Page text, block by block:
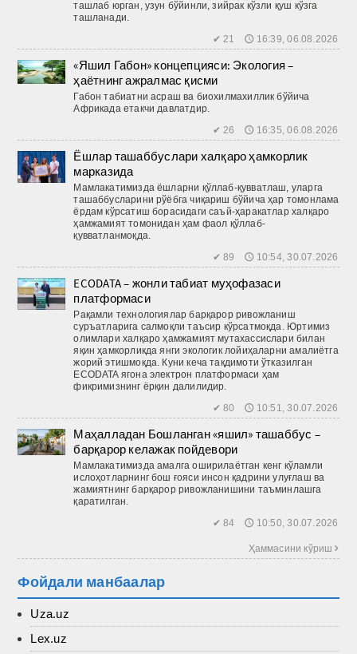
ташлаб юрган, узун бўйинли, зийрак кўзли қуш кўзга
ташланади.
✔ 21 🕔 16:39, 06.08.2026
«Яшил Габон» концепцияси: Экология –
ҳаётнинг ажралмас қисми
Габон табиатни асраш ва биохилмахиллик бўйича
Африкада етакчи давлатдир.
✔ 26 🕔 16:35, 06.08.2026
Ёшлар ташаббуслари халқаро ҳамкорлик
марказида
Мамлакатимизда ёшларни қўллаб-қувватлаш, уларга
ташаб­бусларини рўёбга чиқариш бўйича ҳар томонлама
ёрдам кўрсатиш борасидаги саъй-ҳаракатлар халқаро
ҳамжамият томонидан ҳам фаол қўллаб-
қувватланмоқда.
✔ 89 🕔 10:54, 30.07.2026
ECODATA – жонли табиат муҳофазаси
платформаси
Рақамли технологиялар барқарор ривожланиш
суръатларига салмоқли таъсир кўрсатмоқда. Юртимиз
олимлари халқаро ҳамжамият мутахассислари билан
яқин ҳамкорликда янги экологик лойиҳаларни амалиётга
жорий этишмоқда. Куни кеча тақдимоти ўтказилган
ECODATA ягона электрон платформаси ҳам
фикримизнинг ёрқин далилидир.
✔ 80 🕔 10:51, 30.07.2026
Маҳалладан Бошланган «яшил» ташаббус –
барқарор келажак пойдевори
Мамлакатимизда амалга оширилаётган кенг кўламли
ислоҳотларнинг бош ғояси инсон қадрини улуғлаш ва
жамиятнинг барқарор ривожланишини таъминлашга
қаратилган.
✔ 84 🕔 10:50, 30.07.2026
Ҳаммасини кўриш 
Фойдали манбаалар
Uza.uz
Lex.uz